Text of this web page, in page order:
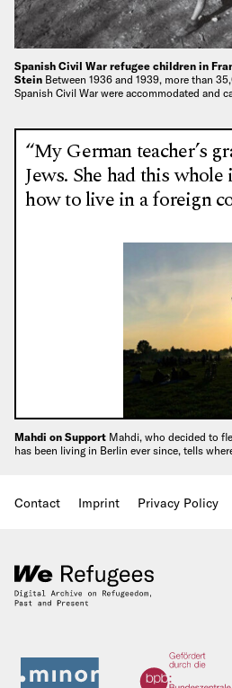
Spanish Civil War refugee children in
Stein Between 1936 and 1939, more than
Spanish Civil War were accommodated and
“My German teacher’s
Jews. She had this whole
how to live in a foreign
Mahdi on Support Mahdi, who decided to
has been living in Berlin ever since, tells
Contact Imprint Privacy Policy